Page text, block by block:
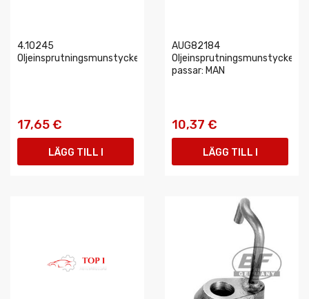
4.10245
Oljeinsprutningsmunstycke
17,65 €
LÄGG TILL I
AUG82184
Oljeinsprutningsmunstycke
passar: MAN
10,37 €
LÄGG TILL I